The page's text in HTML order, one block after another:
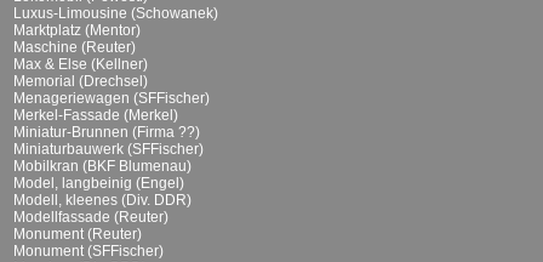
Luxus-Limousine (Schowanek)
Marktplatz (Mentor)
Maschine (Reuter)
Max & Else (Kellner)
Memorial (Drechsel)
Menageriewagen (SFFischer)
Merkel-Fassade (Merkel)
Miniatur-Brunnen (Firma ??)
Miniaturbauwerk (SFFischer)
Mobilkran (BKF Blumenau)
Model, langbeinig (Engel)
Modell, kleenes (Div. DDR)
Modellfassade (Reuter)
Monument (Reuter)
Monument (SFFischer)